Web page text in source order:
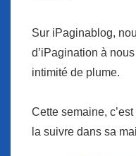
Sur iPaginablog,
d’iPagination à
intimité de plume.
Cette semaine, c’est
la suivre dans sa